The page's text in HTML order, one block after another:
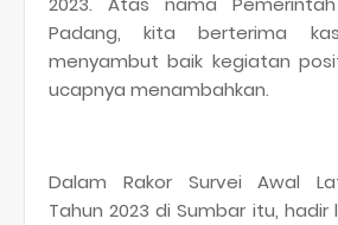
Padang, kita berterima
menyambut baik kegiatan
ucapnya menambahkan.
Dalam Rakor Survei Awal
Tahun 2023 di Sumbar itu, hadir